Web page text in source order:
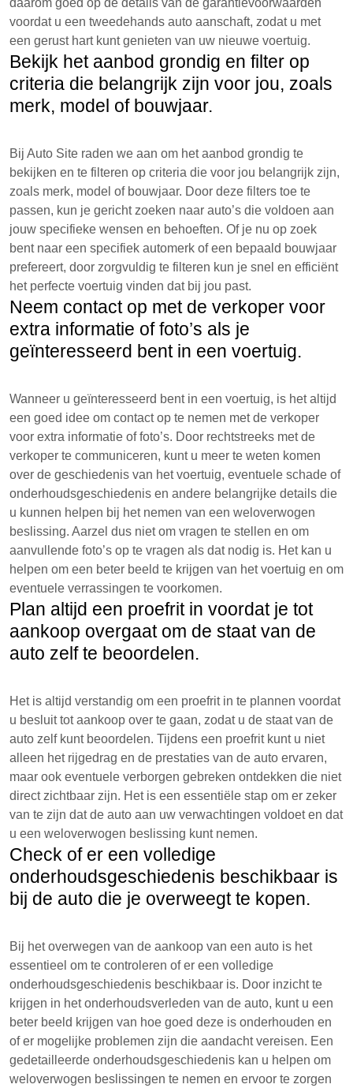
daarom goed op de details van de garantievoorwaarden
voordat u een tweedehands auto aanschaft, zodat u met
een gerust hart kunt genieten van uw nieuwe voertuig.
Bekijk het aanbod grondig en filter op
criteria die belangrijk zijn voor jou, zoals
merk, model of bouwjaar.
Bij Auto Site raden we aan om het aanbod grondig te
bekijken en te filteren op criteria die voor jou belangrijk zijn,
zoals merk, model of bouwjaar. Door deze filters toe te
passen, kun je gericht zoeken naar auto’s die voldoen aan
jouw specifieke wensen en behoeften. Of je nu op zoek
bent naar een specifiek automerk of een bepaald bouwjaar
prefereert, door zorgvuldig te filteren kun je snel en efficiënt
het perfecte voertuig vinden dat bij jou past.
Neem contact op met de verkoper voor
extra informatie of foto’s als je
geïnteresseerd bent in een voertuig.
Wanneer u geïnteresseerd bent in een voertuig, is het altijd
een goed idee om contact op te nemen met de verkoper
voor extra informatie of foto’s. Door rechtstreeks met de
verkoper te communiceren, kunt u meer te weten komen
over de geschiedenis van het voertuig, eventuele schade of
onderhoudsgeschiedenis en andere belangrijke details die
u kunnen helpen bij het nemen van een weloverwogen
beslissing. Aarzel dus niet om vragen te stellen en om
aanvullende foto’s op te vragen als dat nodig is. Het kan u
helpen om een beter beeld te krijgen van het voertuig en om
eventuele verrassingen te voorkomen.
Plan altijd een proefrit in voordat je tot
aankoop overgaat om de staat van de
auto zelf te beoordelen.
Het is altijd verstandig om een proefrit in te plannen voordat
u besluit tot aankoop over te gaan, zodat u de staat van de
auto zelf kunt beoordelen. Tijdens een proefrit kunt u niet
alleen het rijgedrag en de prestaties van de auto ervaren,
maar ook eventuele verborgen gebreken ontdekken die niet
direct zichtbaar zijn. Het is een essentiële stap om er zeker
van te zijn dat de auto aan uw verwachtingen voldoet en dat
u een weloverwogen beslissing kunt nemen.
Check of er een volledige
onderhoudsgeschiedenis beschikbaar is
bij de auto die je overweegt te kopen.
Bij het overwegen van de aankoop van een auto is het
essentieel om te controleren of er een volledige
onderhoudsgeschiedenis beschikbaar is. Door inzicht te
krijgen in het onderhoudsverleden van de auto, kunt u een
beter beeld krijgen van hoe goed deze is onderhouden en
of er mogelijke problemen zijn die aandacht vereisen. Een
gedetailleerde onderhoudsgeschiedenis kan u helpen om
weloverwogen beslissingen te nemen en ervoor te zorgen